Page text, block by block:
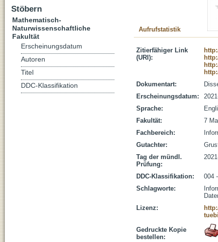
Aufrufstatistik
Zitierfähiger Link
(URI):
Dokumentart:
Erscheinungsdatum:
Sprache:
Fakultät:
7
Fachbereich:
Gutachter:
Tag der mündl.
Prüfung:
DDC-Klassifikation:
004
Schlagworte:
Lizenz:
Gedruckte Kopie
bestellen:
Stöbern
Mathematisch-
Naturwissenschaftliche
Fakultät
Erscheinungsdatum
Autoren
Titel
DDC-Klassifikation